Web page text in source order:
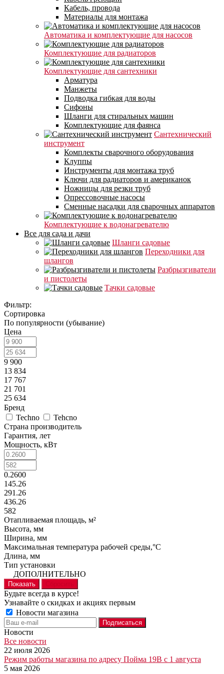
Кабель, провода
Материалы для монтажа
Автоматика и комплектующие для насосов
Комплектующие для радиаторов
Комплектующие для сантехники
Арматура
Манжеты
Подводка гибкая для воды
Сифоны
Шланги для стиральных машин
Комплектующие для фаянса
Сантехнический
инструмент
Комплекты сварочного оборудования
Клуппы
Инструменты для монтажа труб
Ключи для радиаторов и американок
Ножницы для резки труб
Опрессовочные насосы
Сменные насадки для сварочных аппаратов
Комплектующие к водонагревателю
Все для сада и дачи
Шланги садовые
Переходники для
шлангов
Разбрызгиватели
и пистолеты
Тачки садовые
Фильтр:
Сортировка
По популярности (убывание)
Цена
9 900
13 834
17 767
21 701
25 634
Бренд
Techno
Tehcno
Страна производитель
Гарантия, лет
Мощность, кВт
0.2600
145.26
291.26
436.26
582
Отапливаемая площадь, м²
Высота, мм
Ширина, мм
Максимальная температура рабочей среды,°C
Длина, мм
Тип установки
ДОПОЛНИТЕЛЬНО
Показать
Будьте всегда в курсе!
Узнавайте о скидках и акциях первым
Новости магазина
Новости
Все новости
22 июля 2026
Режим работы магазина по адресу Пойма 19В с 1 августа
5 мая 2026